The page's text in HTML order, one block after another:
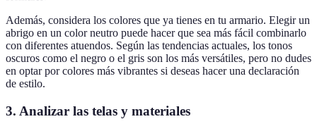
Además, considera los colores que ya tienes en tu armario. Elegir un
abrigo en un color neutro puede hacer que sea más fácil combinarlo
con diferentes atuendos. Según las tendencias actuales, los tonos
oscuros como el negro o el gris son los más versátiles, pero no dudes
en optar por colores más vibrantes si deseas hacer una declaración
de estilo.
3. Analizar las telas y materiales